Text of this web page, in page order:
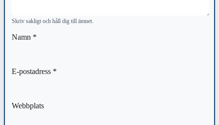
Skriv sakligt och håll dig till ämnet.
Namn *
E-postadress *
Webbplats